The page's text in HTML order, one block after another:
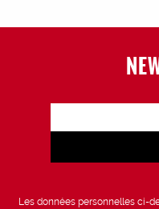
Les données personnelles ci-